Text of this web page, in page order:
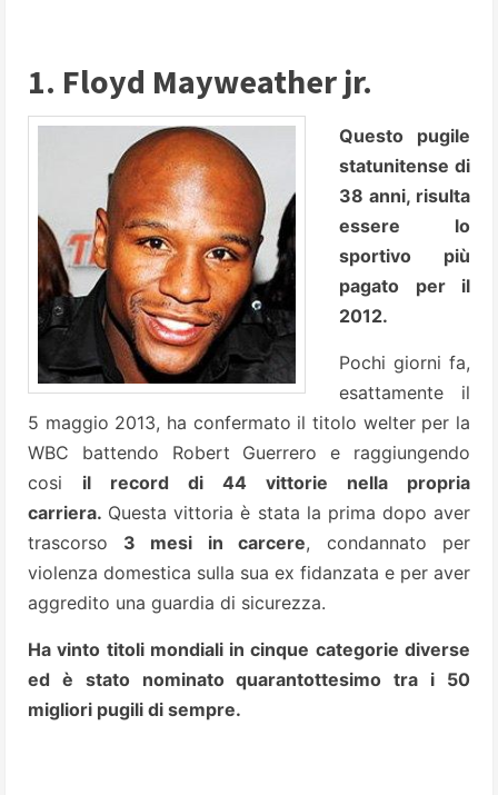
1. Floyd Mayweather jr.
Questo pugile
statunitense di
38 anni, risulta
essere lo
sportivo più
pagato per il
2012.
Pochi giorni fa,
esattamente il
5 maggio 2013, ha confermato il titolo welter per la
WBC battendo Robert Guerrero e raggiungendo
cosi il record di 44 vittorie nella propria
carriera. Questa vittoria è stata la prima dopo aver
trascorso 3 mesi in carcere, condannato per
violenza domestica sulla sua ex fidanzata e per aver
aggredito una guardia di sicurezza.
Ha vinto titoli mondiali in cinque categorie diverse
ed è stato nominato quarantottesimo tra i 50
migliori pugili di sempre.